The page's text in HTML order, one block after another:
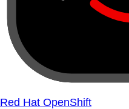
Red Hat OpenShift